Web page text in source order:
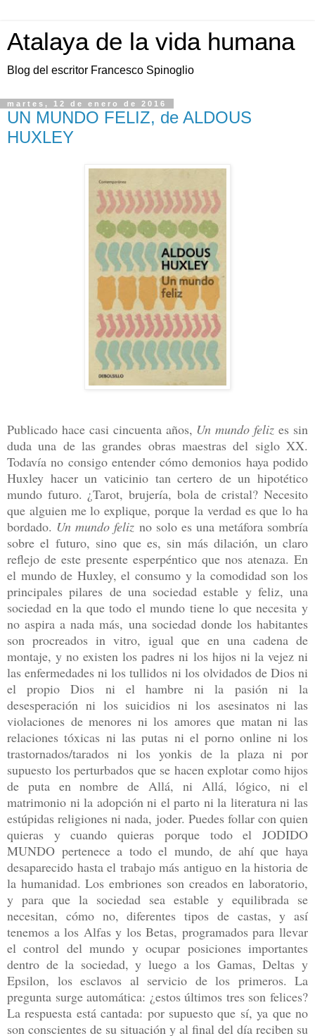
Atalaya de la vida humana
Blog del escritor Francesco Spinoglio
martes, 12 de enero de 2016
UN MUNDO FELIZ, de ALDOUS
HUXLEY
Publicado hace casi cincuenta años, Un mundo felizes sin
duda una de las grandes obras maestras del siglo XX.
Todavía no consigo entender cómo demonios haya podido
Huxley hacer un vaticinio tan certero de un hipotético
mundo futuro. ¿Tarot, brujería, bola de cristal? Necesito
que alguien me lo explique, porque la verdad es que lo ha
bordado. Un mundo feliz no solo es una metáfora sombría
sobre el futuro, sino que es, sin más dilación, un claro
reflejo de este presente esperpéntico que nos atenaza. En
el mundo de Huxley, el consumo y la comodidad son los
principales pilares de una sociedad estable y feliz, una
sociedad en la que todo el mundo tiene lo que necesita y
no aspira a nada más, una sociedad donde los habitantes
son procreados in vitro, igual que en una cadena de
montaje, y no existen los padres ni los hijos ni la vejez ni
las enfermedades ni los tullidos ni los olvidados de Dios ni
el propio Dios ni el hambre ni la pasión ni la
desesperación ni los suicidios ni los asesinatos ni las
violaciones de menores ni los amores que matan ni las
relaciones tóxicas ni las putas ni el porno online ni los
trastornados/tarados ni los yonkis de la plaza ni por
supuesto los perturbados que se hacen explotar como hijos
de puta en nombre de Allá, ni Allá, lógico, ni el
matrimonio ni la adopción ni el parto ni la literatura ni las
estúpidas religiones ni nada, joder. Puedes follar con quien
quieras y cuando quieras porque todo el JODIDO
MUNDO pertenece a todo el mundo, de ahí que haya
desaparecido hasta el trabajo más antiguo en la historia de
la humanidad. Los embriones son creados en laboratorio,
y para que la sociedad sea estable y equilibrada se
necesitan, cómo no, diferentes tipos de castas, y así
tenemos a los Alfas y los Betas, programados para llevar
el control del mundo y ocupar posiciones importantes
dentro de la sociedad, y luego a los Gamas, Deltas y
Epsilon, los esclavos al servicio de los primeros. La
pregunta surge automática: ¿estos últimos tres son felices?
La respuesta está cantada: por supuesto que sí, ya que no
son conscientes de su situación y al final del día reciben su